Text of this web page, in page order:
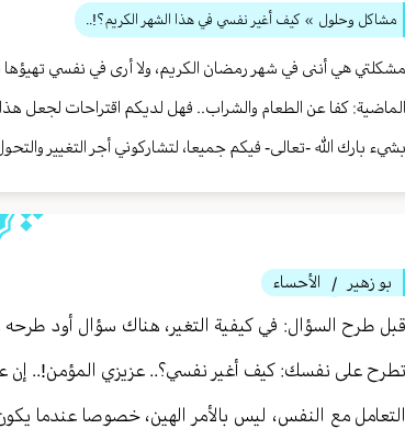
مشاكل وحلول » كيف أغير نفسي في هذا الشهر الكريم؟!..
مشكلتي هي أننى في شهر رمضان الكريم، ولا أرى في نفسي
الماضية: كفا عن الطعام والشراب.. فهل لديكم اقتراحات لجعل
بشيء بارك الله -تعالى- فيكم جميعا، لتشاركوني أجر التغيير
بو زهير / الأحساء
قبل طرح السؤال: في كيفية التغير، هناك سؤال أود
تطرح على نفسك: كيف أغير نفسي؟.. عزيزي المؤمن!.. إن
التعامل مع النفس، ليس بالأمر الهين، خصوصا عندما